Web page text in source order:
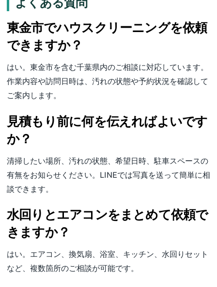
東金市でハウスクリーニングを依頼
できますか？
はい。東金市を含む千葉県内のご相談に対応しています。
作業内容や訪問日時は、汚れの状態や予約状況を確認して
ご案内します。
見積もり前に何を伝えればよいです
か？
清掃したい場所、汚れの状態、希望日時、駐車スペースの
有無をお知らせください。LINEでは写真を送って簡単に相
談できます。
水回りとエアコンをまとめて依頼で
きますか？
はい。エアコン、換気扇、浴室、キッチン、水回りセット
など、複数箇所のご相談が可能です。